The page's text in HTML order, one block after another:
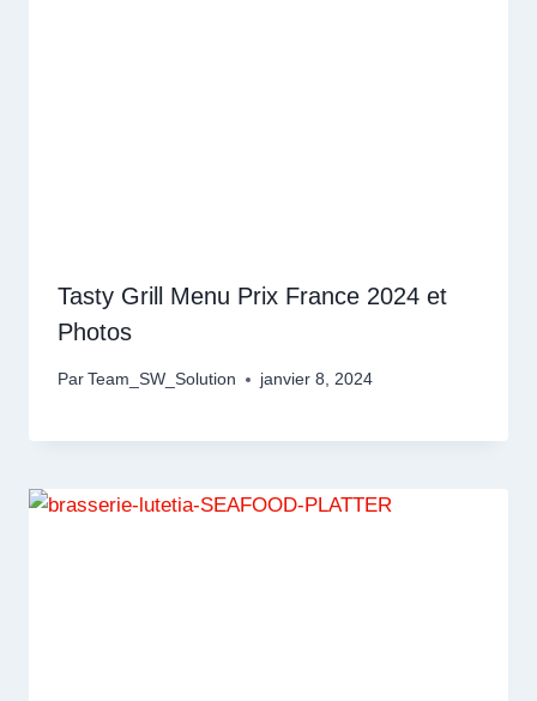
Tasty Grill Menu Prix France 2024 et
Photos
Par Team_SW_Solution janvier 8, 2024